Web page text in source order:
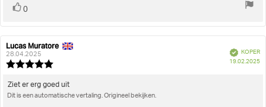
Stem
0
Auteur
van
deze
beoordeling:
Lucas Muratore
28.04.2025
uit
Geverifieerd
KOPER
19.02.2025
Beoordelingstekst:
Ziet er erg goed uit
Dit is een automatische vertaling. Origineel bekijken.